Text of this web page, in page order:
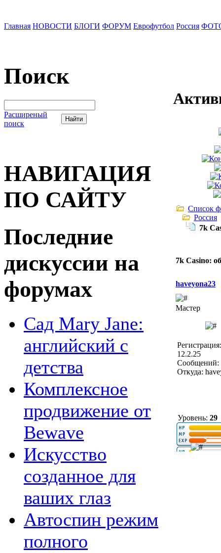
Главная НОВОСТИ БЛОГИ ФОРУМ Еврофутбол Россия
Поиск
Расширеный
поиск
НАВИГАЦИЯ
ПО САЙТУ
Последние
дискуссии на
форумах
Сад Mary Jane:
английский с
детства
Комплексное
продвижение от
Bewave
Искусство
созданное для
ваших глаз
Автоспин режим
полного
Список
Россия
7k
7k Casino:
haveyona23
Мастер
Регистрация:
12.2.25
Сообщений:
Откуда:
Уровень: 29